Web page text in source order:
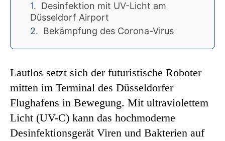
Desinfektion mit UV-Licht am
Düsseldorf Airport
Bekämpfung des Corona-Virus
Lautlos setzt sich der futuristische Roboter
mitten im Terminal des Düsseldorfer
Flughafens in Bewegung. Mit ultraviolettem
Licht (UV-C) kann das hochmoderne
Desinfektionsgerät Viren und Bakterien auf